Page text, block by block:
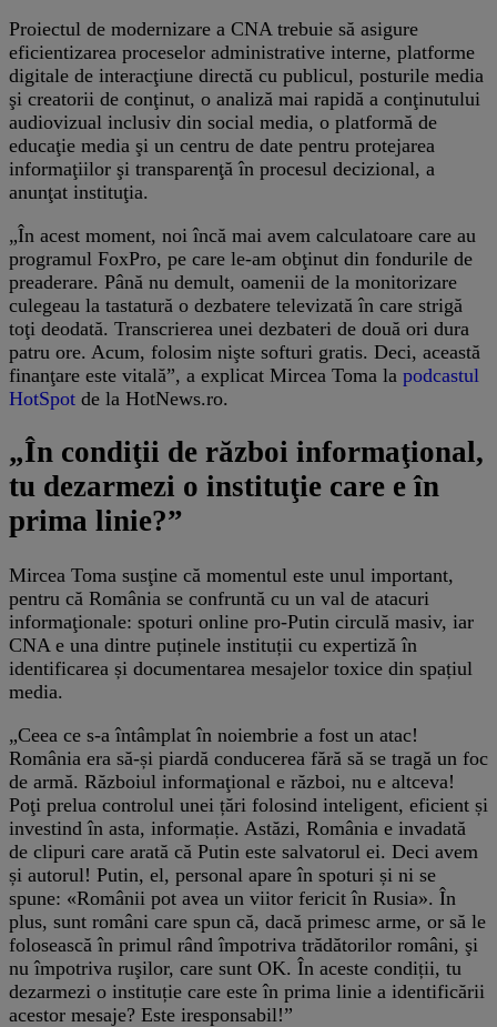
Proiectul de modernizare a CNA trebuie să asigure
eficientizarea proceselor administrative interne, platforme
digitale de interacţiune directă cu publicul, posturile media
şi creatorii de conţinut, o analiză mai rapidă a conţinutului
audiovizual inclusiv din social media, o platformă de
educaţie media şi un centru de date pentru protejarea
informaţiilor şi transparenţă în procesul decizional, a
anunţat instituţia.
„În acest moment, noi încă mai avem calculatoare care au
programul FoxPro, pe care le-am obţinut din fondurile de
preaderare. Până nu demult, oamenii de la monitorizare
culegeau la tastatură o dezbatere televizată în care strigă
toţi deodată. Transcrierea unei dezbateri de două ori dura
patru ore. Acum, folosim nişte softuri gratis. Deci, această
finanţare este vitală”, a explicat Mircea Toma la podcastul
HotSpot de la HotNews.ro.
„În condiţii de război informaţional,
tu dezarmezi o instituţie care e în
prima linie?”
Mircea Toma susţine că momentul este unul important,
pentru că România se confruntă cu un val de atacuri
informaţionale: spoturi online pro‑Putin circulă masiv, iar
CNA e una dintre puținele instituții cu expertiză în
identificarea și documentarea mesajelor toxice din spațiul
media.
„Ceea ce s-a întâmplat în noiembrie a fost un atac!
România era să-și piardă conducerea fără să se tragă un foc
de armă. Războiul informaţional e război, nu e altceva!
Poţi prelua controlul unei țări folosind inteligent, eficient și
investind în asta, informație. Astăzi, România e invadată
de clipuri care arată că Putin este salvatorul ei. Deci avem
și autorul! Putin, el, personal apare în spoturi și ni se
spune: «Românii pot avea un viitor fericit în Rusia». În
plus, sunt români care spun că, dacă primesc arme, or să le
folosească în primul rând împotriva trădătorilor români, şi
nu împotriva ruşilor, care sunt OK. În aceste condiții, tu
dezarmezi o instituție care este în prima linie a identificării
acestor mesaje? Este iresponsabil!”